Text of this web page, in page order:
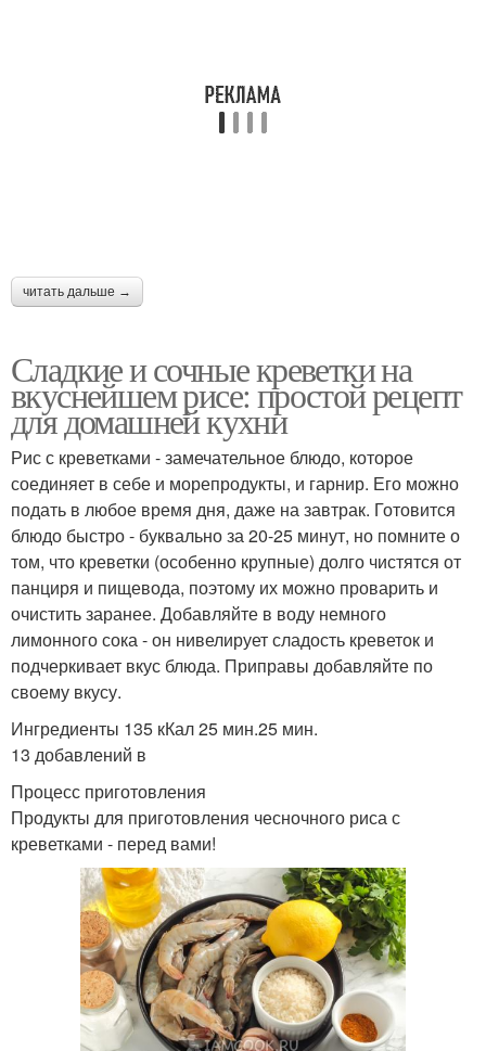
читать дальше →
Сладкие и сочные креветки на
вкуснейшем рисе: простой рецепт
для домашней кухни
Рис с креветками - замечательное блюдо, которое
соединяет в себе и морепродукты, и гарнир. Его можно
подать в любое время дня, даже на завтрак. Готовится
блюдо быстро - буквально за 20-25 минут, но помните о
том, что креветки (особенно крупные) долго чистятся от
панциря и пищевода, поэтому их можно проварить и
очистить заранее. Добавляйте в воду немного
лимонного сока - он нивелирует сладость креветок и
подчеркивает вкус блюда. Приправы добавляйте по
своему вкусу.
Ингредиенты 135 кКал 25 мин.25 мин.
13 добавлений в
Процесс приготовления
Продукты для приготовления чесночного риса с
креветками - перед вами!